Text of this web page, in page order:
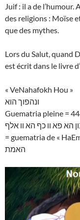
Juif : il a de
des religions : Moïse
que des mythes.
Lors du Salut, quand
est écrit dans le livre
« VeNahafokh Hou »
ונהפוך הוא
Guematria pleine =
נון הא פא וו כף הא וו אלף
= guematria de «
האמת